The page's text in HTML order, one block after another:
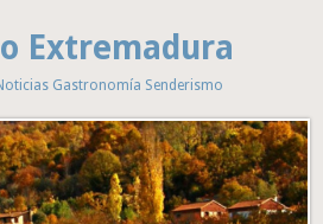
Extremadura
Gastronomía Senderismo